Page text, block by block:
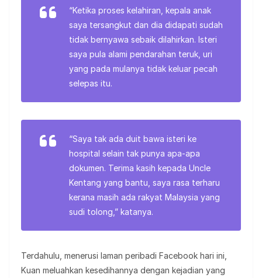
“Ketika proses kelahiran, kepala anak
saya tersangkut dan dia didapati sudah
tidak bernyawa sebaik dilahirkan. Isteri
saya pula alami pendarahan teruk, uri
yang pada mulanya tidak keluar pecah
selepas itu.
“Saya tak ada duit bawa isteri ke
hospital selain tak punya apa-apa
dokumen. Terima kasih kepada Uncle
Kentang yang bantu, saya rasa terharu
kerana masih ada rakyat Malaysia yang
sudi tolong,” katanya.
Terdahulu, menerusi laman peribadi Facebook hari ini,
Kuan meluahkan kesedihannya dengan kejadian yang